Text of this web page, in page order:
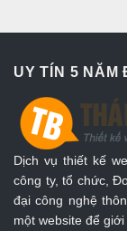
UY TÍN 5 NĂM
Dịch vụ thiết kế
công ty, tổ chức,
đại công nghệ
một website để